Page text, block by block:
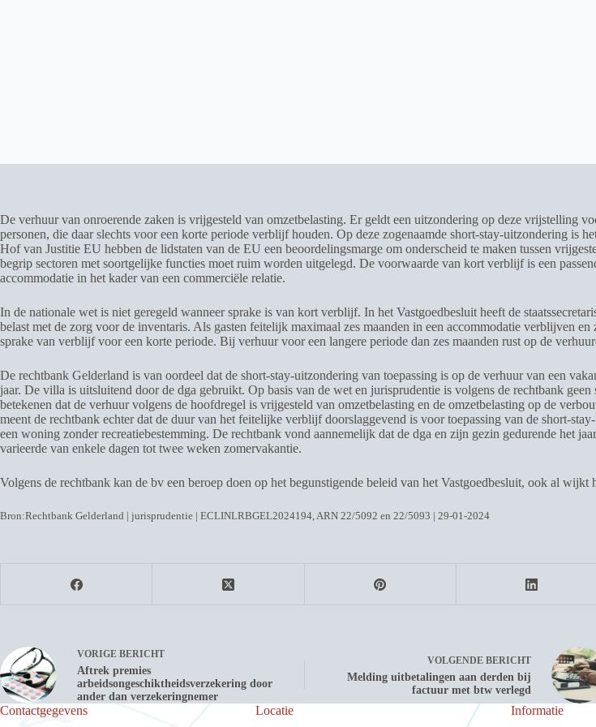
De verhuur van onroerende zaken is vrijgesteld van omzetbelasting. Er geldt een uitzondering op deze vrijstelling
personen, die daar slechts voor een korte periode verblijf houden. Op deze zogenaamde short-stay-uitzondering is
Hof van Justitie EU hebben de lidstaten van de EU een beoordelingsmarge om onderscheid te maken tussen
begrip sectoren met soortgelijke functies moet ruim worden uitgelegd. De voorwaarde van kort verblijf is een
accommodatie in het kader van een commerciële relatie.
In de nationale wet is niet geregeld wanneer sprake is van kort verblijf. In het Vastgoedbesluit heeft de
belast met de zorg voor de inventaris. Als gasten feitelijk maximaal zes maanden in een accommodatie verblijven
sprake van verblijf voor een korte periode. Bij verhuur voor een langere periode dan zes maanden rust op de
De rechtbank Gelderland is van oordeel dat de short-stay-uitzondering van toepassing is op de verhuur van een
jaar. De villa is uitsluitend door de dga gebruikt. Op basis van de wet en jurisprudentie is volgens de rechtbank
betekenen dat de verhuur volgens de hoofdregel is vrijgesteld van omzetbelasting en de omzetbelasting op de
meent de rechtbank echter dat de duur van het feitelijke verblijf doorslaggevend is voor toepassing van de short-
een woning zonder recreatiebestemming. De rechtbank vond aannemelijk dat de dga en zijn gezin gedurende het
varieerde van enkele dagen tot twee weken zomervakantie.
Volgens de rechtbank kan de bv een beroep doen op het begunstigende beleid van het Vastgoedbesluit, ook al
Bron:Rechtbank Gelderland | jurisprudentie | ECLINLRBGEL2024194, ARN 22/5092 en 22/5093 | 29-01-2024
VORIGE BERICHT
Aftrek premies
arbeidsongeschiktheidsverzekering door
ander dan verzekeringnemer
VOLGENDE BERICHT
Melding uitbetalingen aan derden bij
factuur met btw verlegd
Contactgegevens Locatie Informatie